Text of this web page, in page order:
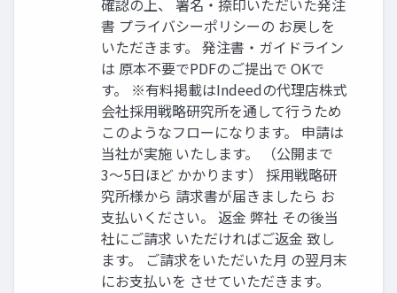
確認の上、 署名‧捺印いただいた発注
書 プライバシーポリシーの お戻しを
いただきます。 発注書‧ガイドライン
は 原本不要でPDFのご提出で OKで
す。 ※有料掲載はIndeedの代理店株式
会社採⽤戦略研究所を通して⾏うため
このようなフローになります。 申請は
当社が実施 いたします。 （公開まで
3〜5⽇ほど かかります） 採⽤戦略研
究所様から 請求書が届きましたら お
⽀払いください。 返⾦ 弊社 その後当
社にご請求 いただければご返⾦ 致し
ます。 ご請求をいただいた⽉ の翌⽉末
にお⽀払いを させていただきます。